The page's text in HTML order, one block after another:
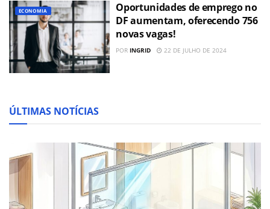
ECONOMIA
Oportunidades de emprego no
DF aumentam, oferecendo 756
novas vagas!
POR INGRID 22 DE JULHO DE 2024
ÚLTIMAS NOTÍCIAS